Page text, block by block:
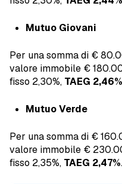
Mutuo Giovani
Per una somma di €
valore immobile €
fisso 2,30%, TAEG 2,46%
Mutuo Verde
Per una somma di €
valore immobile €
fisso 2,35%, TAEG 2,47%.